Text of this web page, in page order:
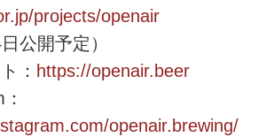
projects/openair
公開予定）
： https://openair.beer
openair.brewing/